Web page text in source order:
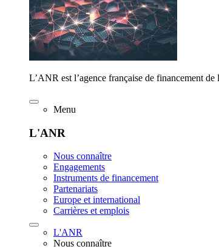
L’ANR est l’agence française de financement de
Menu
L'ANR
Nous connaître
Engagements
Instruments de financement
Partenariats
Europe et international
Carrières et emplois
L'ANR
Nous connaître